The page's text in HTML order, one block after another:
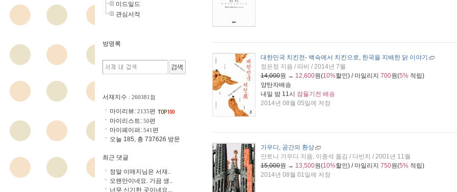
대한민국 치킨전- 백숙에서 치킨으로, 한국을 지배한 닭 이야기
정은정 지음 / 따비 / 2014년 7월
14,000원 → 12,600원(10%할인) / 마일리지 700원(5% 적립)
양탄자배송
내일 밤 11시 잠들기전 배송
2014년 08월 05일에 저장
가우디, 공간의 환상
안토니 가우디 지음, 이종석 옮김 / 다빈치 / 2001년 11월
15,000원 → 13,500원(10%할인) / 마일리지 750원(5% 적립)
2014년 08월 01일에 저장
미드일드
관심서적
방명록
서재지수 : 260381점
마이리뷰: 2135편
마이리스트: 50편
마이페이퍼: 541편
오늘 185, 총 737626 방문
최근 댓글
정말 이매지님은 서재..
오랜만이네요. 가끔 생..
너무 신기한 곳이네요...